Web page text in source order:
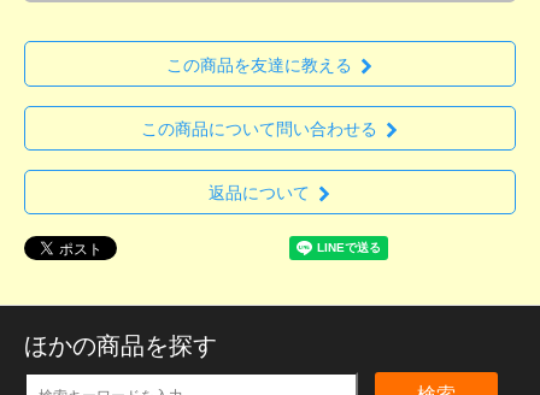
この商品を友達に教える
この商品について問い合わせる
返品について
ほかの商品を探す